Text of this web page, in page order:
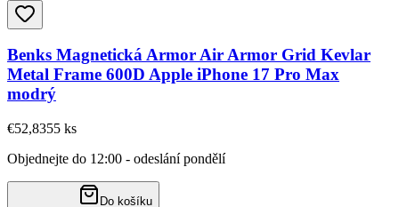
Benks Magnetická Armor Air Armor Grid Kevlar
Metal Frame 600D Apple iPhone 17 Pro Max
modrý
€52,8355 ks
Objednejte do 12:00 - odeslání pondělí
Do košíku